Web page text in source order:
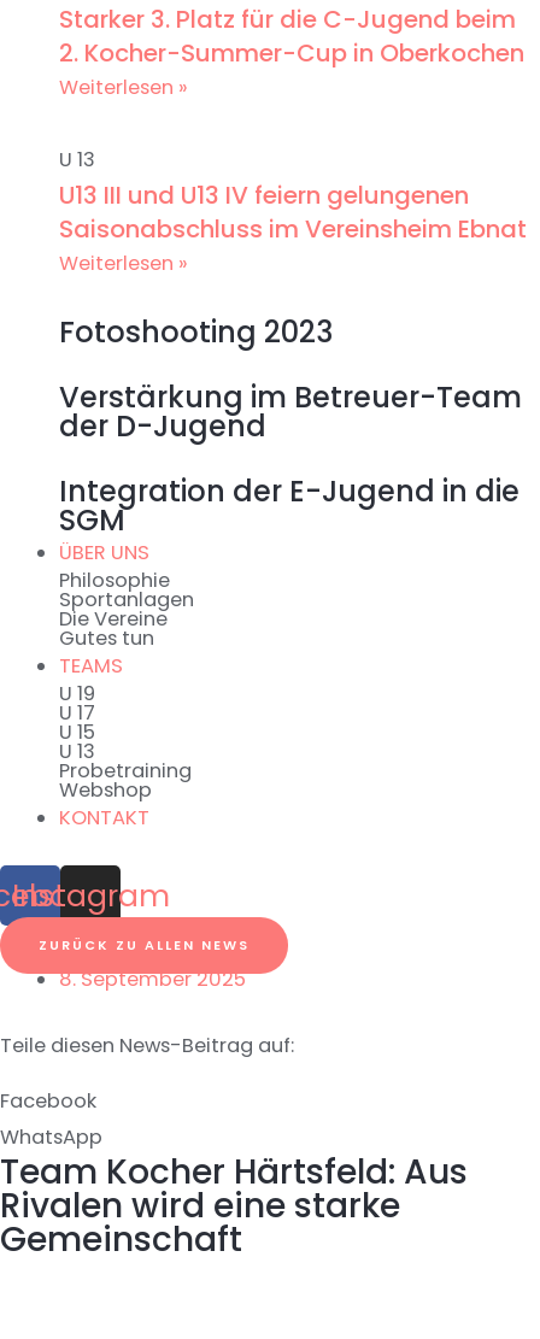
Starker 3. Platz für die C-Jugend beim
2. Kocher-Summer-Cup in Oberkochen
Weiterlesen »
U 13
U13 III und U13 IV feiern gelungenen
Saisonabschluss im Vereinsheim Ebnat
Weiterlesen »
Fotoshooting 2023
Verstärkung im Betreuer-Team
der D-Jugend
Integration der E-Jugend in die
SGM
ÜBER UNS
Philosophie
Sportanlagen
Die Vereine
Gutes tun
TEAMS
U 19
U 17
U 15
U 13
Probetraining
Webshop
KONTAKT
Instagram
ZURÜCK ZU ALLEN NEWS
8. September 2025
Teile diesen News-Beitrag auf:
Facebook
WhatsApp
Team Kocher Härtsfeld: Aus
Rivalen wird eine starke
Gemeinschaft